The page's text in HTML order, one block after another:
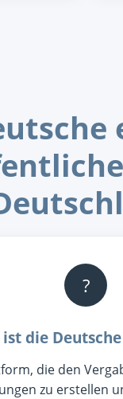
?
ist die
die den
zu